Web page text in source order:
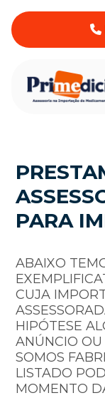
PARA
ABAIXO
CUJA
HIPÓTESE
ANÚNCIO OU
SOMOS
LISTADO
MOMENTO